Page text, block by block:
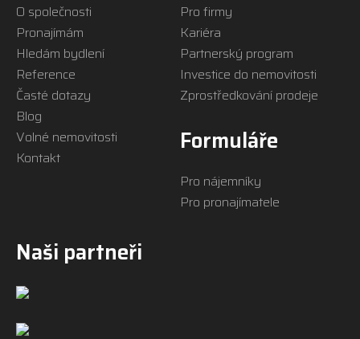
O společnosti
Pronajímám
Hledám bydlení
Reference
Časté dotazy
Blog
Volné nemovitosti
Kontakt
Pro firmy
Kariéra
Partnerský program
Investice do nemovitosti
Zprostředkování prodeje
Formuláře
Pro nájemníky
Pro pronajímatele
Naši partneři